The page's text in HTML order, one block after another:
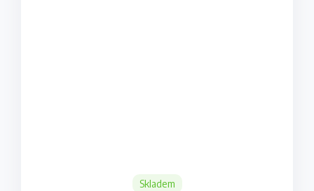
Skladem